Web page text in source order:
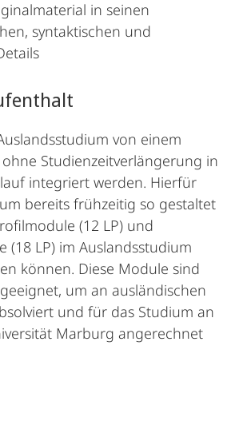
in seinen
syntaktischen und
von einem
Studienzeitverlängerung in
integriert werden. Hierfür
bereits frühzeitig so gestaltet
(12 LP) und
(18 LP) im Auslandsstudium
können. Diese Module sind
um an ausländischen
und für das Studium an
Marburg angerechnet